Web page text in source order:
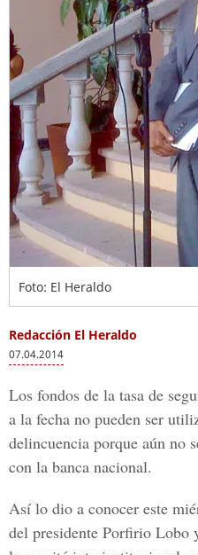
Foto: El Heraldo
Redacción El Heraldo
07.04.2014
Los fondos de la tasa de
a la fecha no pueden ser
delincuencia porque aún no
con la banca nacional.
Así lo dio a conocer este
del presidente Porfirio Lobo